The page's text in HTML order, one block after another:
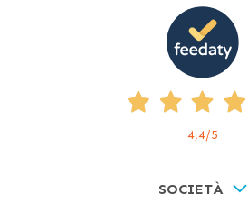
4,4/5
SOCIETÀ